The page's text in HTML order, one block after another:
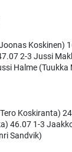
2-3 Jussi
Halme
Koskiranta)
46.07 1-3
Sandvik)